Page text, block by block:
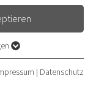
der
die Webseite
| Datenschutz